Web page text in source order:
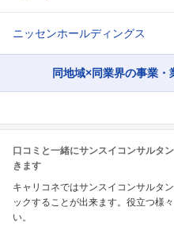
ニッセンホールディングス
同地域×同業界の事業
口コミと一緒にサンスイコンサルタ
きます
キャリコネではサンスイコンサルタ
ックすることが出来ます。役立つ様
い。